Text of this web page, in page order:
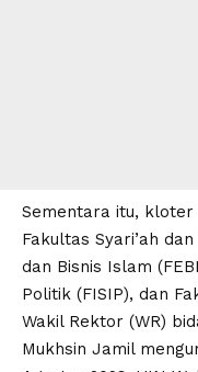
Sementara itu, kloter
Fakultas Syari’ah
dan Bisnis Islam
Politik (FISIP), dan
Wakil Rektor (WR)
Mukhsin Jamil